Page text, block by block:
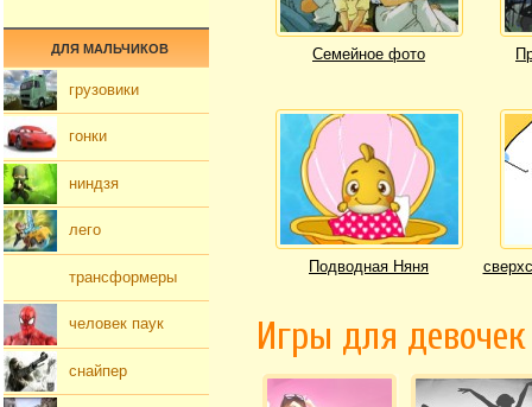
Семейное фото
Подводная Няня
Игры для девочек
ДЛЯ МАЛЬЧИКОВ
грузовики
гонки
ниндзя
лего
трансформеры
человек паук
снайпер